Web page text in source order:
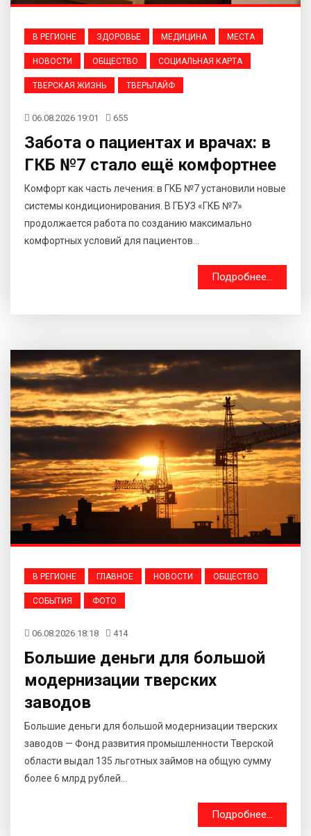
В РЕГИОНЕ ЗДОРОВЬЕ МЕДИЦИНА МЕСТА
НОВОСТИ ОБЩЕСТВО СОЦИАЛЬНАЯ КАРТА
ТВЕРСКАЯ ЖИЗНЬ ТВЕРЬЛАЙФ
06.08.2026 19:01 655
Забота о пациентах и врачах: в
ГКБ №7 стало ещё комфортнее
Комфорт как часть лечения: в ГКБ №7 установили новые
системы кондиционирования. В ГБУЗ «ГКБ №7»
продолжается работа по созданию максимально
комфортных условий для пациентов...
Подробнее...
В РЕГИОНЕ ГЛАВНОЕ НОВОСТИ ОБЩЕСТВО
СОБЫТИЯ ФОТО
06.08.2026 18:18 414
Большие деньги для большой
модернизации тверских
заводов
Большие деньги для большой модернизации тверских
заводов — Фонд развития промышленности Тверской
области выдал 135 льготных займов на общую сумму
более 6 млрд рублей...
Подробнее...